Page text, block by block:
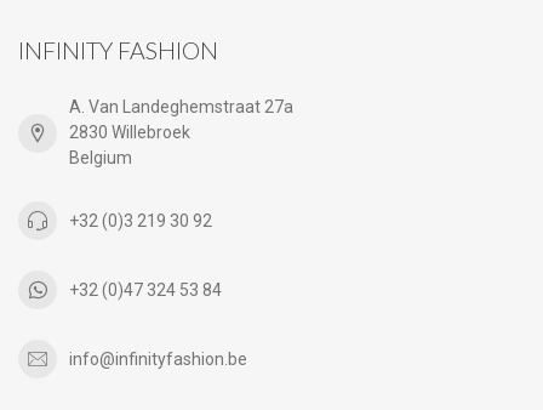
INFINITY FASHION
A. Van Landeghemstraat 27a
2830 Willebroek
Belgium
+32 (0)3 219 30 92
+32 (0)47 324 53 84
info@infinityfashion.be